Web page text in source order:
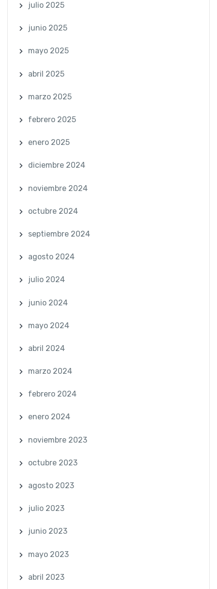
julio 2025
junio 2025
mayo 2025
abril 2025
marzo 2025
febrero 2025
enero 2025
diciembre 2024
noviembre 2024
octubre 2024
septiembre 2024
agosto 2024
julio 2024
junio 2024
mayo 2024
abril 2024
marzo 2024
febrero 2024
enero 2024
noviembre 2023
octubre 2023
agosto 2023
julio 2023
junio 2023
mayo 2023
abril 2023